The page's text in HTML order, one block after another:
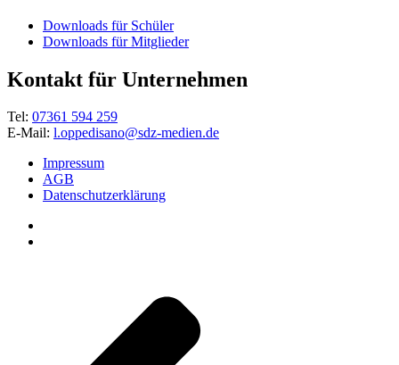
Downloads für Schüler
Downloads für Mitglieder
Kontakt für Unternehmen
Tel: 07361 594 259
E-Mail: l.oppedisano@sdz-medien.de
Impressum
AGB
Datenschutzerklärung